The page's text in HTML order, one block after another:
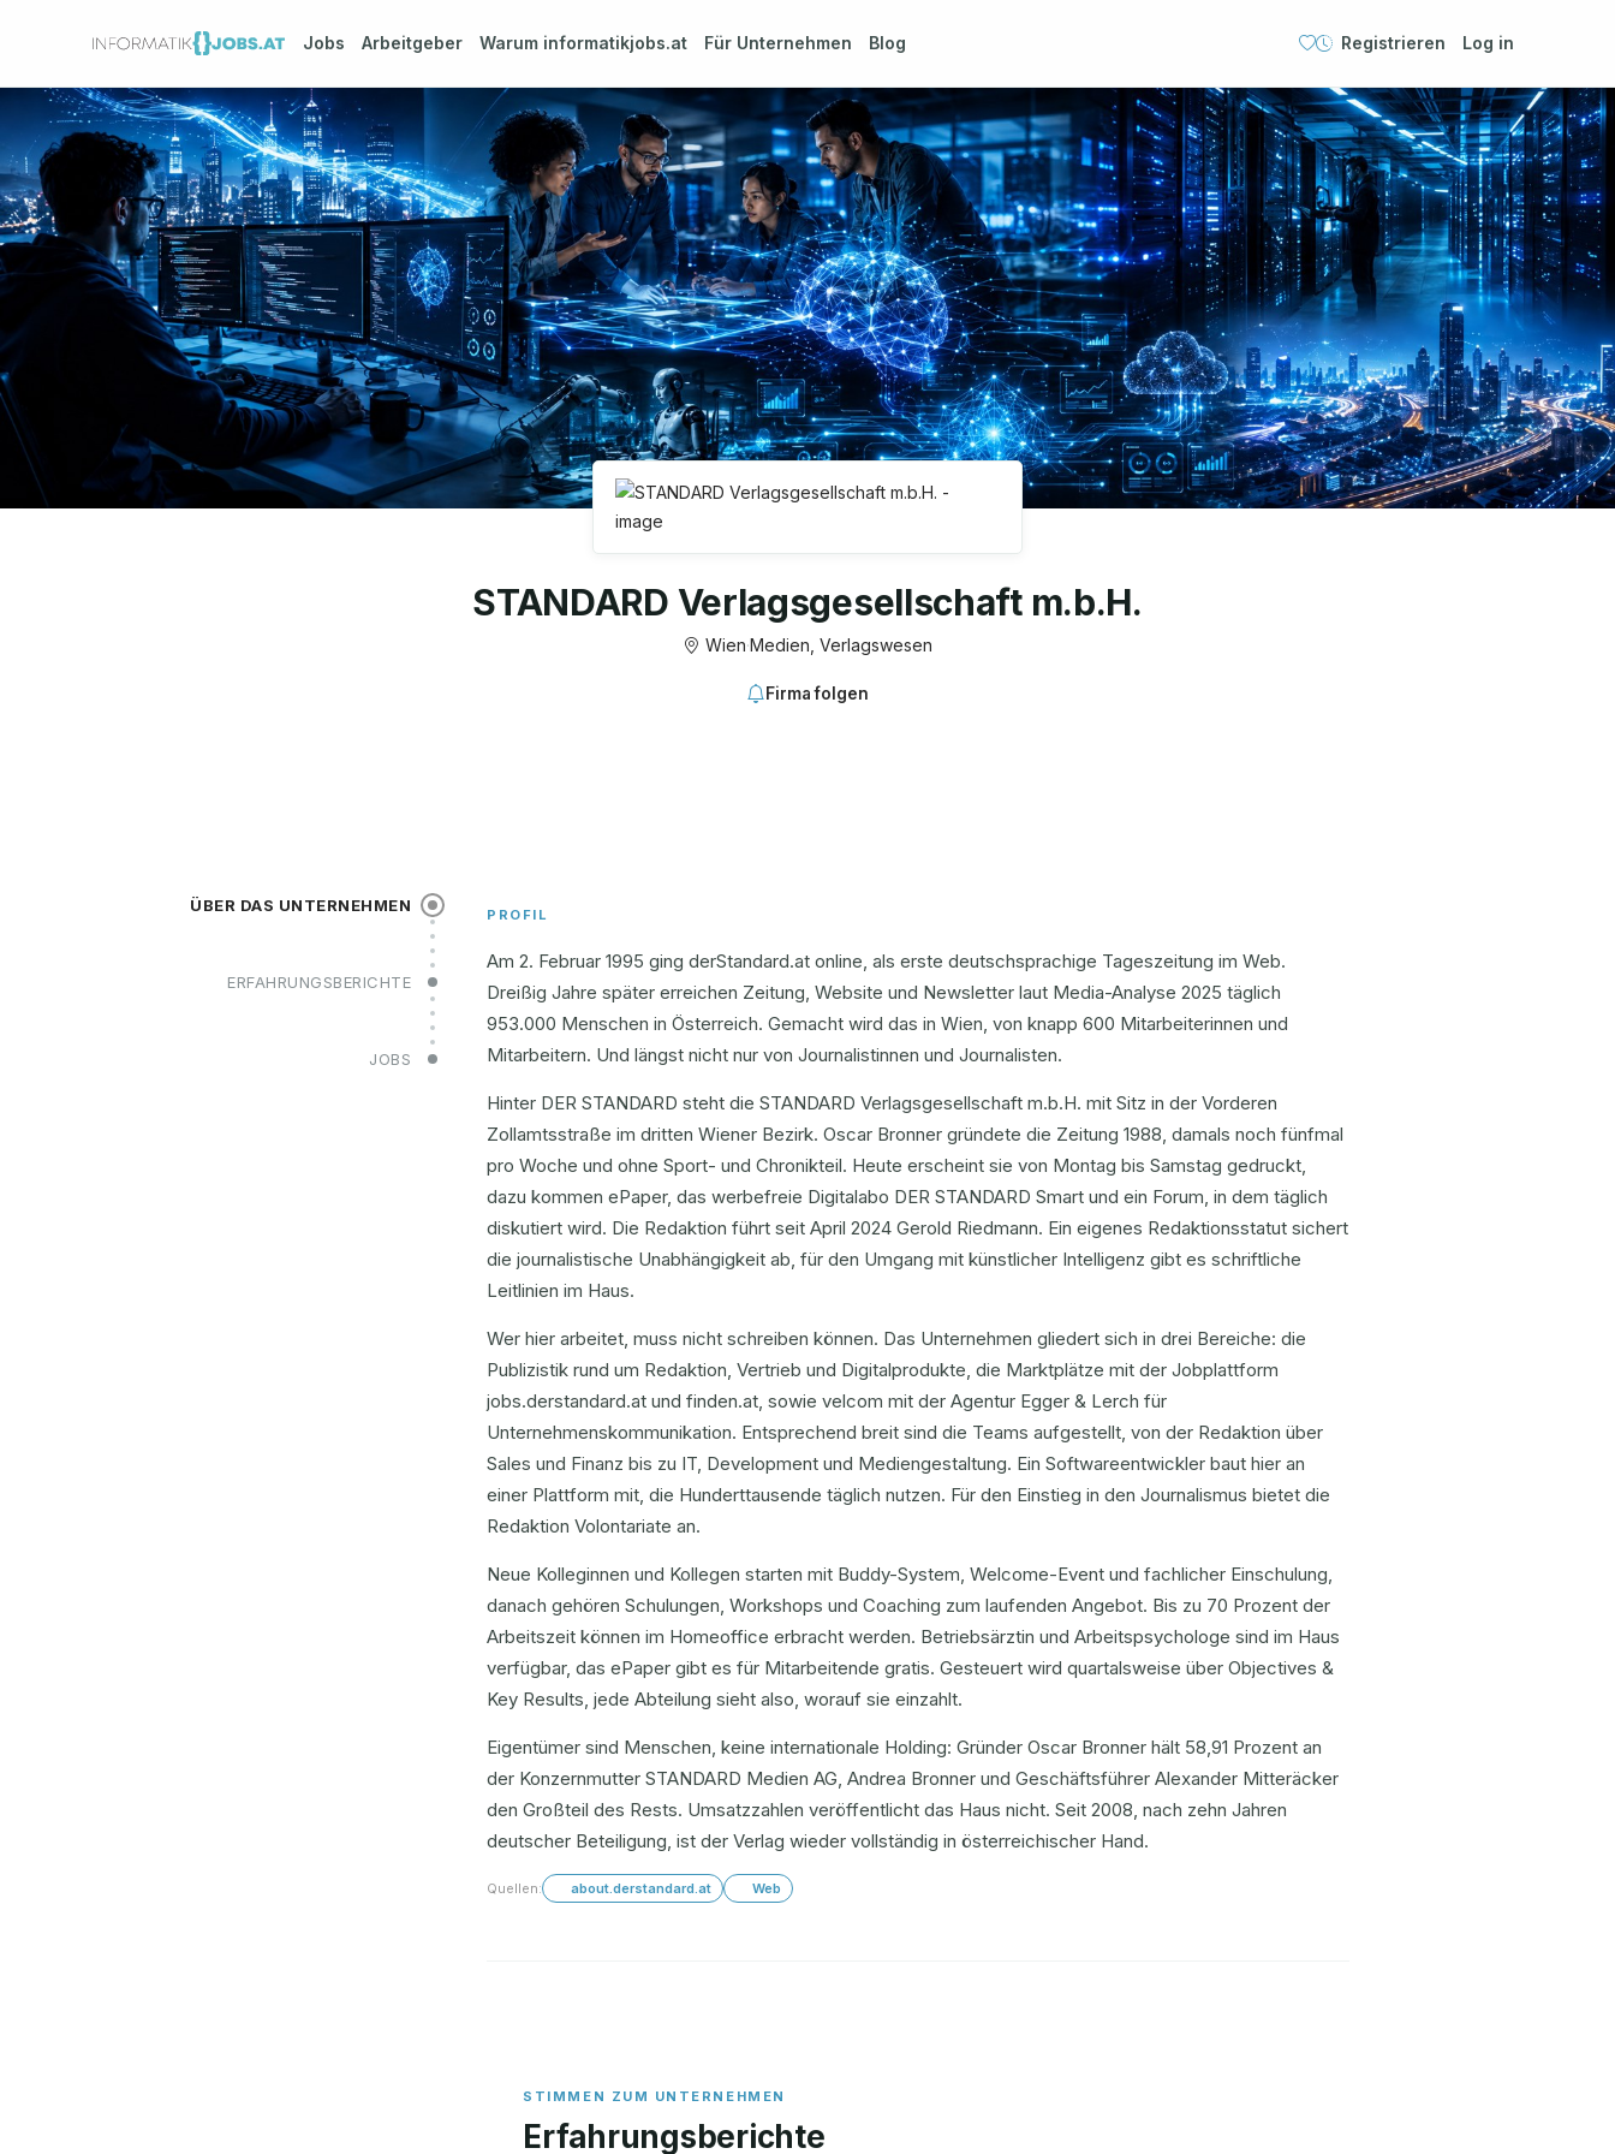
Jobs Arbeitgeber Warum informatikjobs.at Für Unternehmen Blog Registrieren Log in
STANDARD Verlagsgesellschaft m.b.H.
Wien·Medien, Verlagswesen
Firma folgen
ÜBER DAS UNTERNEHMEN
ERFAHRUNGSBERICHTE
JOBS
PROFIL
Am 2. Februar 1995 ging derStandard.at online, als erste deutschsprachige Tageszeitung im Web.
Dreißig Jahre später erreichen Zeitung, Website und Newsletter laut Media-Analyse 2025 täglich
953.000 Menschen in Österreich. Gemacht wird das in Wien, von knapp 600 Mitarbeiterinnen und
Mitarbeitern. Und längst nicht nur von Journalistinnen und Journalisten.
Hinter DER STANDARD steht die STANDARD Verlagsgesellschaft m.b.H. mit Sitz in der Vorderen
Zollamtsstraße im dritten Wiener Bezirk. Oscar Bronner gründete die Zeitung 1988, damals noch fünfmal
pro Woche und ohne Sport- und Chronikteil. Heute erscheint sie von Montag bis Samstag gedruckt,
dazu kommen ePaper, das werbefreie Digitalabo DER STANDARD Smart und ein Forum, in dem täglich
diskutiert wird. Die Redaktion führt seit April 2024 Gerold Riedmann. Ein eigenes Redaktionsstatut sichert
die journalistische Unabhängigkeit ab, für den Umgang mit künstlicher Intelligenz gibt es schriftliche
Leitlinien im Haus.
Wer hier arbeitet, muss nicht schreiben können. Das Unternehmen gliedert sich in drei Bereiche: die
Publizistik rund um Redaktion, Vertrieb und Digitalprodukte, die Marktplätze mit der Jobplattform
jobs.derstandard.at und finden.at, sowie velcom mit der Agentur Egger & Lerch für
Unternehmenskommunikation. Entsprechend breit sind die Teams aufgestellt, von der Redaktion über
Sales und Finanz bis zu IT, Development und Mediengestaltung. Ein Softwareentwickler baut hier an
einer Plattform mit, die Hunderttausende täglich nutzen. Für den Einstieg in den Journalismus bietet die
Redaktion Volontariate an.
Neue Kolleginnen und Kollegen starten mit Buddy-System, Welcome-Event und fachlicher Einschulung,
danach gehören Schulungen, Workshops und Coaching zum laufenden Angebot. Bis zu 70 Prozent der
Arbeitszeit können im Homeoffice erbracht werden. Betriebsärztin und Arbeitspsychologe sind im Haus
verfügbar, das ePaper gibt es für Mitarbeitende gratis. Gesteuert wird quartalsweise über Objectives &
Key Results, jede Abteilung sieht also, worauf sie einzahlt.
Eigentümer sind Menschen, keine internationale Holding: Gründer Oscar Bronner hält 58,91 Prozent an
der Konzernmutter STANDARD Medien AG, Andrea Bronner und Geschäftsführer Alexander Mitteräcker
den Großteil des Rests. Umsatzzahlen veröffentlicht das Haus nicht. Seit 2008, nach zehn Jahren
deutscher Beteiligung, ist der Verlag wieder vollständig in österreichischer Hand.
Quellen: about.derstandard.at Web
Erfahrungsberichte